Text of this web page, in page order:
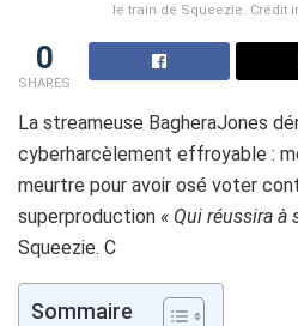
le train de Squeezie. Crédit
0
SHARES
La streameuse BagheraJones
cyberharcèlement effroyable :
meurtre pour avoir osé voter
superproduction « Qui réussira à
Squeezie. C
Sommaire